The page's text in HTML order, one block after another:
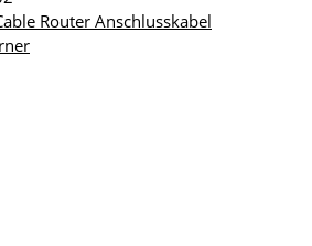
Router Anschlusskabel